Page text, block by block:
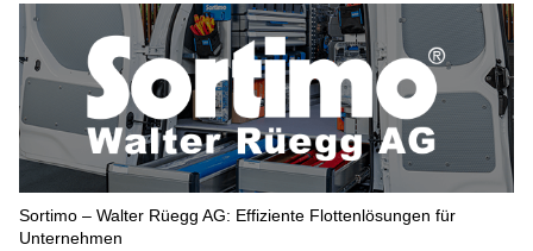
Sortimo – Walter Rüegg AG: Effiziente Flottenlösungen für
Unternehmen